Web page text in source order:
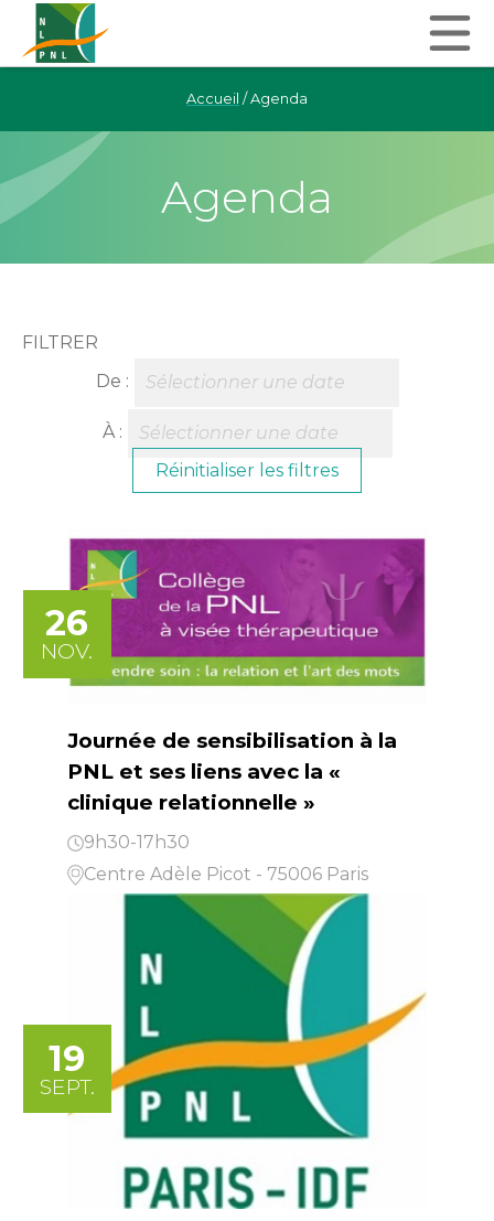
Accueil / Agenda
Agenda
FILTRER
De :
À :
Réinitialiser les filtres
26
NOV.
Journée de sensibilisation à la
PNL et ses liens avec la «
clinique relationnelle »
9h30-17h30
Centre Adèle Picot - 75006 Paris
19
SEPT.